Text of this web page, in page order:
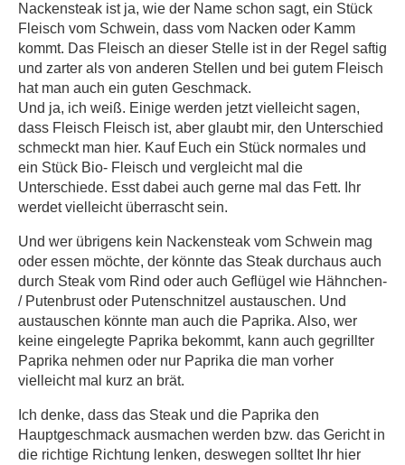
Nackensteak ist ja, wie der Name schon sagt, ein Stück
Fleisch vom Schwein, dass vom Nacken oder Kamm
kommt. Das Fleisch an dieser Stelle ist in der Regel saftig
und zarter als von anderen Stellen und bei gutem Fleisch
hat man auch ein guten Geschmack.
Und ja, ich weiß. Einige werden jetzt vielleicht sagen,
dass Fleisch Fleisch ist, aber glaubt mir, den Unterschied
schmeckt man hier. Kauf Euch ein Stück normales und
ein Stück Bio- Fleisch und vergleicht mal die
Unterschiede. Esst dabei auch gerne mal das Fett. Ihr
werdet vielleicht überrascht sein.
Und wer übrigens kein Nackensteak vom Schwein mag
oder essen möchte, der könnte das Steak durchaus auch
durch Steak vom Rind oder auch Geflügel wie Hähnchen-
/ Putenbrust oder Putenschnitzel austauschen. Und
austauschen könnte man auch die Paprika. Also, wer
keine eingelegte Paprika bekommt, kann auch gegrillter
Paprika nehmen oder nur Paprika die man vorher
vielleicht mal kurz an brät.
Ich denke, dass das Steak und die Paprika den
Hauptgeschmack ausmachen werden bzw. das Gericht in
die richtige Richtung lenken, deswegen solltet Ihr hier